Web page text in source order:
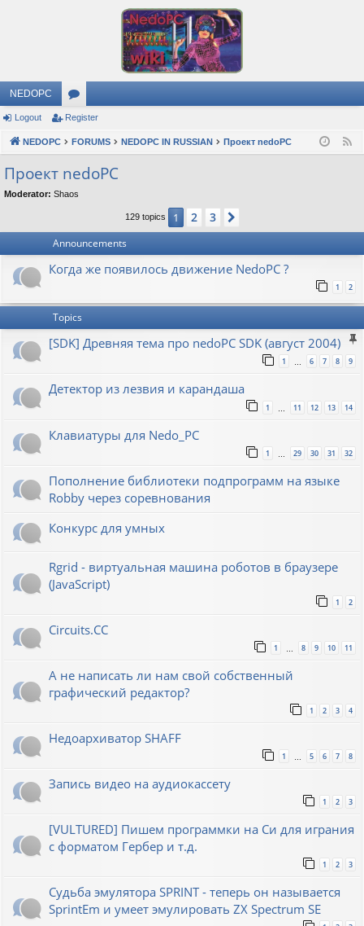
NEDOPC
or
u
s
Logout Register
NEDOPC FORUMS NEDOPC IN RUSSIAN Проект nedoPC
Проект nedoPC
Moderator: Shaos
129 topics 1 2 3
Announcements
Когда же появилось движение NedoPC ?
1 2
Topics
[SDK] Древняя тема про nedoPC SDK (август 2004)
1 … 6 7 8 9
Детектор из лезвия и карандаша
1 11 12 13 14
Клавиатуры для Nedo_PC
1 29 30 31 32
Пополнение библиотеки подпрограмм на языке
Robby через соревнования
Конкурс для умных
Rgrid - виртуальная машина роботов в браузере
(JavaScript)
1 2
Circuits.CC
1 8 9 10 11
А не написать ли нам свой собственный
графический редактор?
1 2 3 4
Недоархиватор SHAFF
1 … 5 6 7 8
Запись видео на аудиокассету
1 2 3
[VULTURED] Пишем программки на Си для играния
с форматом Гербер и т.д.
1 2 3
Судьба эмулятора SPRINT - теперь он называется
SprintEm и умеет эмулировать ZX Spectrum SE